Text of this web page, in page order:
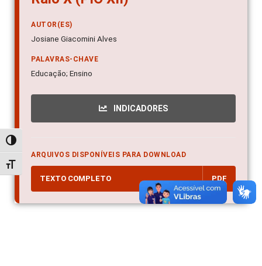
Alternar alto contraste
Alternar tamanho da fonte
AUTOR(ES)
Josiane Giacomini Alves
PALAVRAS-CHAVE
Educação; Ensino
INDICADORES
ARQUIVOS DISPONÍVEIS PARA DOWNLOAD
TEXTO COMPLETO PDF